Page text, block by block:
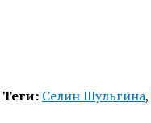
Теги: Селин Шульгина,